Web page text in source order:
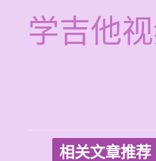
学吉他
相关文章推荐